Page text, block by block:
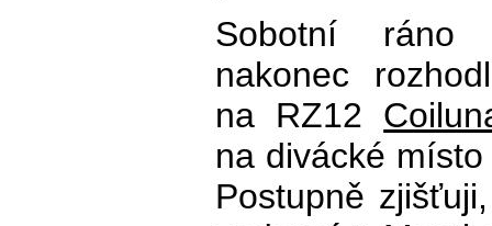
Sobotní
nakonec
na RZ12
na divácké
Postupně